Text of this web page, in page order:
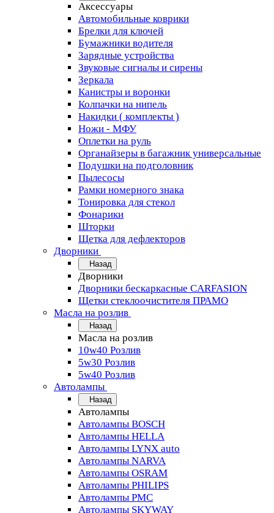
Аксессуары
Автомобильные коврики
Брелки для ключей
Бумажники водителя
Зарядные устройства
Звуковые сигналы и сирены
Зеркала
Канистры и воронки
Колпачки на нипель
Накидки ( комплекты )
Ножи - МФУ
Оплетки на руль
Органайзеры в багажник универсальные
Подушки на подголовник
Пылесосы
Рамки номерного знака
Тонировка для стекол
Фонарики
Шторки
Щетка для дефлекторов
Дворники
Назад
Дворники
Дворники бескаркасные CARFASION
Щетки стеклоочистителя ПРАМО
Масла на розлив
Назад
Масла на розлив
10w40 Розлив
5w30 Розлив
5w40 Розлив
Автолампы
Назад
Автолампы
Автолампы BOSCH
Автолампы HELLA
Автолампы LYNX auto
Автолампы NARVA
Автолампы OSRAM
Автолампы PHILIPS
Автолампы PMC
Автолампы SKYWAY